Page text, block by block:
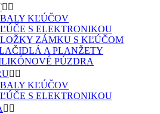
 
KĽÚČOV
S ELEKTRONIKOU
ZÁMKU S KĽÚČOM
A PLANŽETY
PÚZDRA
 
KĽÚČOV
S ELEKTRONIKOU
 